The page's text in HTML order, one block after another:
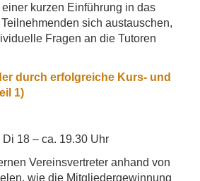
kurzen Einführung in das
sich austauschen,
Fragen an die Tutoren
durch erfolgreiche Kurs- und
1)
18 – ca. 19.30 Uhr
Vereinsvertreter anhand von
wie die Mitgliedergewinnung